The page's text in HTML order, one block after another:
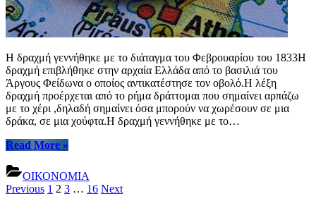
Η δραχμή γεννήθηκε με το διάταγμα του Φεβρουαρίου του 1833Η
δραχμή επιβλήθηκε στην αρχαία Ελλάδα από το βασιλιά του
Άργους Φείδωνα ο οποίος αντικατέστησε τον οβολό.Η λέξη
δραχμή προέρχεται από το ρήμα δράττομαι που σημαίνει αρπάζω
με το χέρι ,δηλαδή σημαίνει όσα μπορούν να χωρέσουν σε μια
δράκα, σε μια χούφτα.Η δραχμή γεννήθηκε με το…
Read More“H
της
Δραχμής”
»
ΟΙΚΟΝΟΜΙΑ
Posts
Previous 1 2 3 … 16 Next